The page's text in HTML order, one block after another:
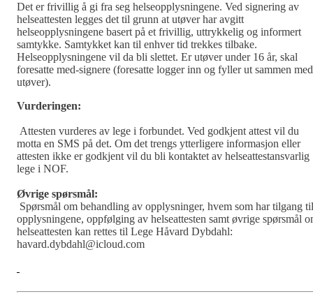
Det er frivillig å gi fra seg helseopplysningene. Ved signering av
helseattesten legges det til grunn at utøver har avgitt
helseopplysningene basert på et frivillig, uttrykkelig og informert
samtykke. Samtykket kan til enhver tid trekkes tilbake.
Helseopplysningene vil da bli slettet. Er utøver under 16 år, skal
foresatte med-signere (foresatte logger inn og fyller ut sammen med
utøver).
Vurderingen:
Attesten vurderes av lege i forbundet. Ved godkjent attest vil du
motta en SMS på det. Om det trengs ytterligere informasjon eller
attesten ikke er godkjent vil du bli kontaktet av helseattestansvarlig
lege i NOF.
Øvrige spørsmål:
Spørsmål om behandling av opplysninger, hvem som har tilgang til
opplysningene, oppfølging av helseattesten samt øvrige spørsmål
helseattesten kan rettes til Lege Håvard Dybdahl:
havard.dybdahl@icloud.com